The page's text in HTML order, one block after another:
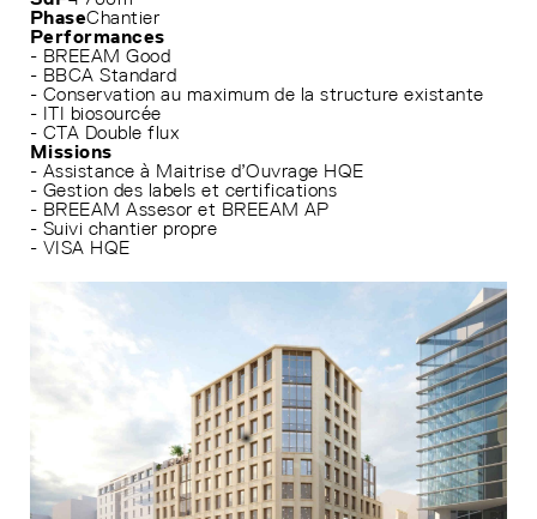
PhaseChantier
Performances
- BREEAM Good
- BBCA Standard
- Conservation au maximum de la structure existante
- ITI biosourcée
- CTA Double flux
Missions
- Assistance à Maitrise d’Ouvrage HQE
- Gestion des labels et certifications
- BREEAM Assesor et BREEAM AP
- Suivi chantier propre
- VISA HQE